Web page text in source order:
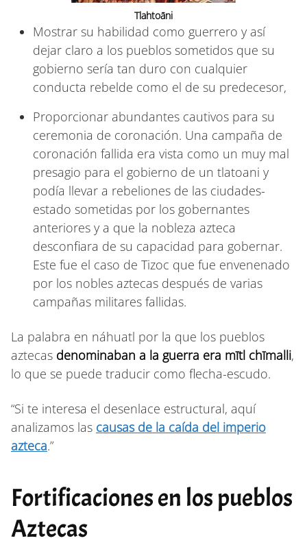
Tlahtoāni
Mostrar su habilidad como guerrero y así
dejar claro a los pueblos sometidos que su
gobierno sería tan duro con cualquier
conducta rebelde como el de su predecesor,
Proporcionar abundantes cautivos para su
ceremonia de coronación. Una campaña de
coronación fallida era vista como un muy mal
presagio para el gobierno de un tlatoani y
podía llevar a rebeliones de las ciudades-
estado sometidas por los gobernantes
anteriores y a que la nobleza azteca
desconfiara de su capacidad para gobernar.
Este fue el caso de Tizoc que fue envenenado
por los nobles aztecas después de varias
campañas militares fallidas.
La palabra en náhuatl por la que los pueblos
aztecas denominaban a la guerra era mītl chīmalli,
lo que se puede traducir como flecha-escudo.
“Si te interesa el desenlace estructural, aquí
analizamos las causas de la caída del imperio
azteca.”
Fortificaciones en los pueblos
Aztecas